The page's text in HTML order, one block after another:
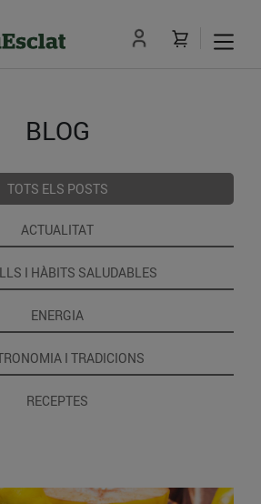
BLOG
TOTS ELS POSTS
ACTUALITAT
I HÀBITS SALUDABLES
ENERGIA
I TRADICIONS
RECEPTES